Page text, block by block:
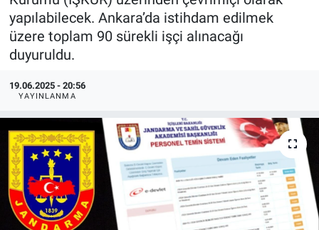
yapılabilecek. Ankara’da istihdam edilmek
üzere toplam 90 sürekli işçi alınacağı
duyuruldu.
19.06.2025 - 20:56
YAYINLANMA